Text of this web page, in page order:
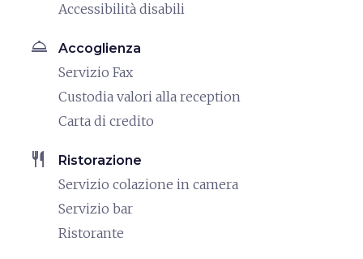
Accessibilità disabili
room_service Accoglienza
Servizio Fax
Custodia valori alla reception
Carta di credito
restaurant Ristorazione
Servizio colazione in camera
Servizio bar
Ristorante